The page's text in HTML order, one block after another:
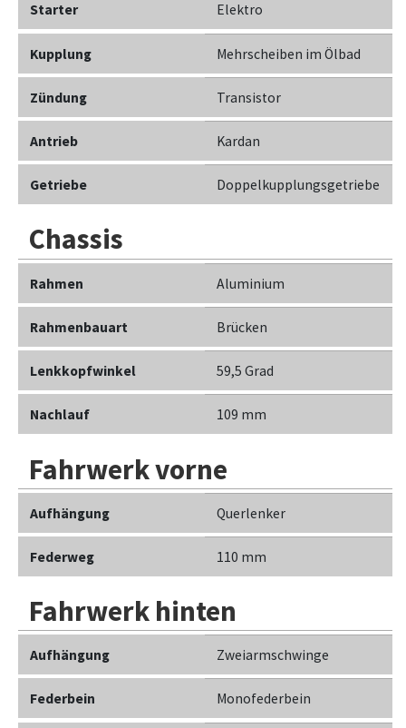
Starter Elektro
Kupplung Mehrscheiben im Ölbad
Zündung Transistor
Antrieb Kardan
Getriebe Doppelkupplungsgetriebe
Chassis
Rahmen Aluminium
Rahmenbauart Brücken
Lenkkopfwinkel 59,5 Grad
Nachlauf 109 mm
Fahrwerk vorne
Aufhängung Querlenker
Federweg 110 mm
Fahrwerk hinten
Aufhängung Zweiarmschwinge
Federbein Monofederbein